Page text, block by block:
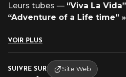
Leurs tubes — “Viva La
“Adventure of a Life time” »
VOIR PLUS
SUIVRE SUR Site Web